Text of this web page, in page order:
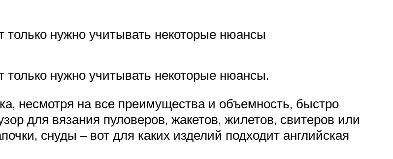
нужно учитывать некоторые нюансы
нужно учитывать некоторые нюансы.
несмотря на все преимущества и объемность, быстро
для вязания пуловеров, жакетов, жилетов, свитеров или
снуды – вот для каких изделий подходит английская